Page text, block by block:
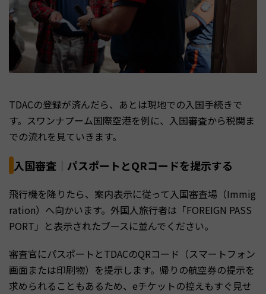
TDACの登録が済んだら、あとは現地での入国手続きで
す。スワンナプーム国際空港を例に、入国審査から税関ま
での流れを見ていきます。
入国審査｜パスポートとQRコードを提示する
飛行機を降りたら、案内表示に従って入国審査場（Immig
ration）へ向かいます。外国人旅行者は「FOREIGN PASS
PORT」と表示されたブースに並んでください。
審査官にパスポートとTDACのQRコード（スマートフォン
画面または印刷物）を提示します。帰りの航空券の提示を
求められることもあるため、eチケットの控えもすぐ見せ